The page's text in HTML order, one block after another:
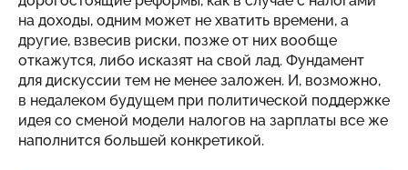
на доходы, одним может не хватить времени, а
другие, взвесив риски, позже от них вообще
откажутся, либо исказят на свой лад. Фундамент
для дискуссии тем не менее заложен. И, возможно,
в недалеком будущем при политической поддержке
идея со сменой модели налогов на зарплаты все же
наполнится большей конкретикой.